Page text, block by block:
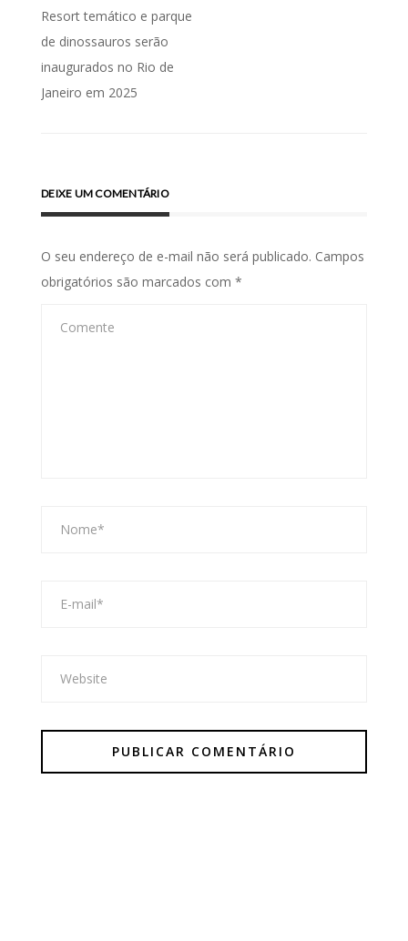
Navegação
de
Post
Resort temático e parque
de dinossauros serão
inaugurados no Rio de
Janeiro em 2025
DEIXE UM COMENTÁRIO
O seu endereço de e-mail não será publicado. Campos
obrigatórios são marcados com *